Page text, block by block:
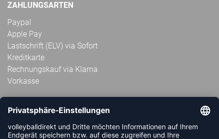
ZAHLUNGSARTEN
Paypal
Apple Pay
Lastschrift (ELV) via Sofort
Kreditkarte
Rechnungskauf via Klarna
Vorkasse
ABONNIERE JETZT DEN KOSTENLOSEN
VOLLEYBALLDIREKT-NEWSLETTER UND VERPASSE KEINE